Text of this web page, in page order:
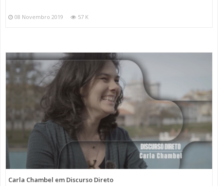
08 Novembro 2019 57 K
Carla Chambel em Discurso Direto